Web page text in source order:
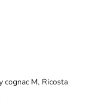
cognac M, Ricosta